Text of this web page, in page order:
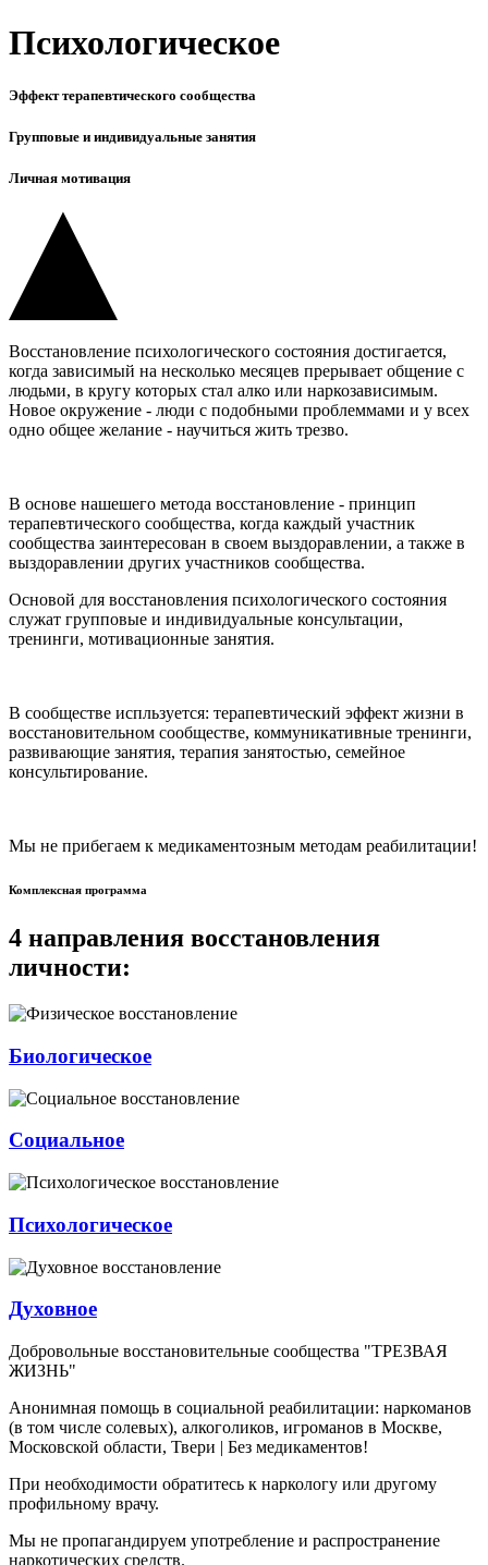
Психологическое
Эффект терапевтического сообщества
Групповые и индивидуальные занятия
Личная мотивация
Восстановление психологического состояния достигается,
когда зависимый на несколько месяцев прерывает общение с
людьми, в кругу которых стал алко или наркозависимым.
Новое окружение - люди с подобными проблеммами и у всех
одно общее желание - научиться жить трезво.
В основе нашешего метода восстановление - принцип
терапевтического сообщества, когда каждый участник
сообщества заинтересован в своем выздоравлении, а также в
выздоравлении других участников сообщества.
Основой для восстановления психологического состояния
служат групповые и индивидуальные консультации,
тренинги, мотивационные занятия.
В сообществе испльзуется: терапевтический эффект жизни в
восстановительном сообществе, коммуникативные тренинги,
развивающие занятия, терапия занятостью, семейное
консультирование.
Мы не прибегаем к медикаментозным методам реабилитации!
Комплексная программа
4 направления восстановления
личности:
Биологическое
Социальное
Психологическое
Духовное
Добровольные восстановительные сообщества "ТРЕЗВАЯ
ЖИЗНЬ"
Анонимная помощь в социальной реабилитации: наркоманов
(в том числе солевых), алкоголиков, игроманов в Москве,
Московской области, Твери | Без медикаментов!
При необходимости обратитесь к наркологу или другому
профильному врачу.
Мы не пропагандируем употребление и распространение
наркотических средств.